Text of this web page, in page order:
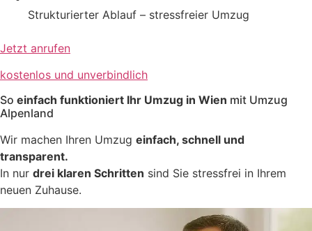
Strukturierter Ablauf – stressfreier Umzug
Jetzt anrufen
kostenlos und unverbindlich
So einfach funktioniert Ihr Umzug in Wien mit Umzug
Alpenland
Wir machen Ihren Umzug einfach, schnell und
transparent.
In nur drei klaren Schritten sind Sie stressfrei in Ihrem
neuen Zuhause.